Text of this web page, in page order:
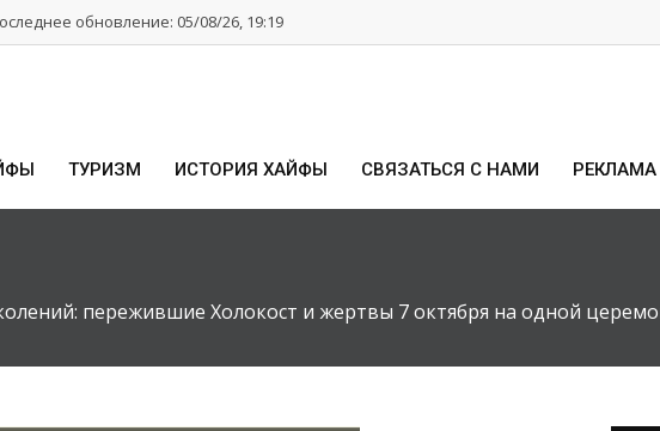
обновление: 05/08/26, 19:19
ТУРИЗМ ИСТОРИЯ ХАЙФЫ СВЯЗАТЬСЯ С НАМИ РЕКЛАМА
пережившие Холокост и жертвы 7 октября на одной